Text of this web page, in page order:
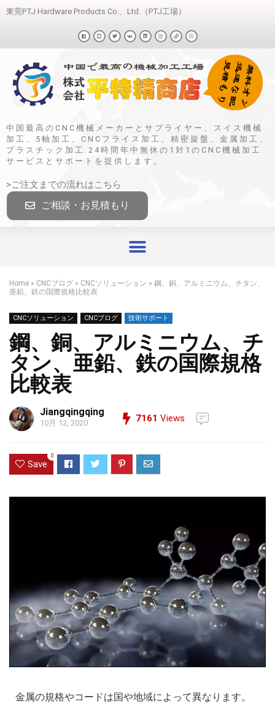
東莞PTJ Hardware Products Co.、Ltd.（PTJ工場）
中国最高のCNC機械メーカーとサプライヤー、スイス機械
加工、5軸加工、CNCフライス加工、精密旋盤、金属加工、
プラスチック加工.24時間年中無休の1対1のCNC機械加工
サービスとサポートを提供します。
>ご注文までの流れはこちら
ご相談・お見積もり
Home » CNCブログ » CNCソリューション » 鋼、銅、アルミニウム、チタン、
亜鉛、鉄の国際規格比較表
CNCソリューション CNCブログ 技術サポート
鋼、銅、アルミニウム、チ
タン、亜鉛、鉄の国際規格
比較表
Jiangqingqing
10月 12, 2020 7161 Views
Save
0
金属の規格やコードは国や地域によって異なります。